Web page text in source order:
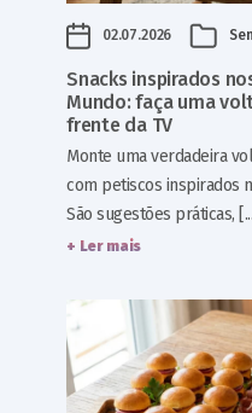
02.07.2026
Snacks inspirados
Mundo: faça uma
frente da TV
Monte uma verdadeira
com petiscos inspirados
São sugestões práticas, [...]
+ Ler mais